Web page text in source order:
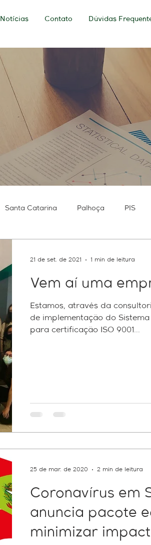
Notícias Contato Dúvidas
Santa Catarina Palhoça PIS
RH Reforma do IR
Sped fundos patriminiais Perícia
Vem aí uma
Estamos, através da
de implementação do
para certificação ISO 9001...
21 de set. de 2021 1 min de leitura
Coronavírus em
anuncia pacote
minimizar
25 de mar. de 2020 2 min de leitura